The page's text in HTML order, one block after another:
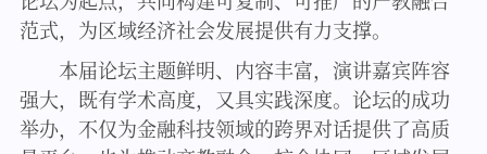
范式，为区域经济社会发展提供有力支撑。
本届论坛主题鲜明、内容丰富，演讲嘉宾阵容
强大，既有学术高度，又具实践深度。论坛的成功
举办，不仅为金融科技领域的跨界对话提供了高质